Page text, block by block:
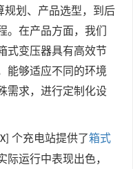
规划、产品选型，到后
。在产品方面，我们
式变压器具有高效节
能够适应不同的环境
需求，进行定制化设
[X] 个充电站提供了箱式
际运行中表现出色，